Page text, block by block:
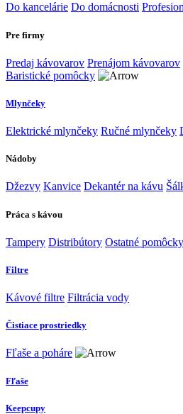
Do kancelárie Do domácnosti
Pre firmy
Predaj kávovarov Prenájom kávovarov
Baristické pomôcky
Mlynčeky
Elektrické mlynčeky Ručné mlynčeky
Nádoby
Džezvy Kanvice Dekantér na kávu
Práca s kávou
Tampery Distribútory Ostatné pomôcky
Filtre
Kávové filtre Filtrácia vody
Čistiace prostriedky
Fľaše a poháre
Fľaše
Keepcupy